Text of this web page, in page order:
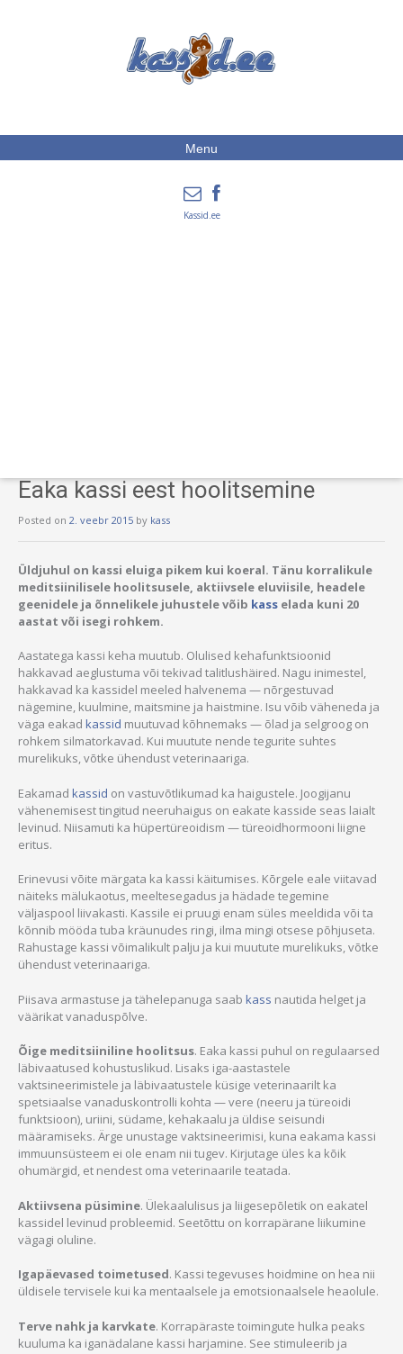
Menu
Kassid.ee
Eaka kassi eest hoolitsemine
Posted on 2. veebr 2015 by kass
Üldjuhul on kassi eluiga pikem kui koeral. Tänu korralikule
meditsiinilisele hoolitsusele, aktiivsele eluviisile, headele
geenidele ja õnnelikele juhustele võib kass elada kuni 20
aastat või isegi rohkem.
Aastatega kassi keha muutub. Olulised kehafunktsioonid
hakkavad aeglustuma või tekivad talitlushäired. Nagu inimestel,
hakkavad ka kassidel meeled halvenema — nõrgestuvad
nägemine, kuulmine, maitsmine ja haistmine. Isu võib väheneda ja
väga eakad kassid muutuvad kõhnemaks — õlad ja selgroog on
rohkem silmatorkavad. Kui muutute nende tegurite suhtes
murelikuks, võtke ühendust veterinaariga.
Eakamad kassid on vastuvõtlikumad ka haigustele. Joogijanu
vähenemisest tingitud neeruhaigus on eakate kasside seas laialt
levinud. Niisamuti ka hüpertüreoidism — türeoidhormooni liigne
eritus.
Erinevusi võite märgata ka kassi käitumises. Kõrgele eale viitavad
näiteks mälukaotus, meeltesegadus ja hädade tegemine
väljaspool liivakasti. Kassile ei pruugi enam süles meeldida või ta
kõnnib mööda tuba kräunudes ringi, ilma mingi otsese põhjuseta.
Rahustage kassi võimalikult palju ja kui muutute murelikuks, võtke
ühendust veterinaariga.
Piisava armastuse ja tähelepanuga saab kass nautida helget ja
väärikat vanaduspõlve.
Õige meditsiiniline hoolitsus. Eaka kassi puhul on regulaarsed
läbivaatused kohustuslikud. Lisaks iga-aastastele
vaktsineerimistele ja läbivaatustele küsige veterinaarilt ka
spetsiaalse vanaduskontrolli kohta — vere (neeru ja türeoidi
funktsioon), uriini, südame, kehakaalu ja üldise seisundi
määramiseks. Ärge unustage vaktsineerimisi, kuna eakama kassi
immuunsüsteem ei ole enam nii tugev. Kirjutage üles ka kõik
ohumärgid, et nendest oma veterinaarile teatada.
Aktiivsena püsimine. Ülekaalulisus ja liigesepõletik on eakatel
kassidel levinud probleemid. Seetõttu on korrapärane liikumine
vägagi oluline.
Igapäevased toimetused. Kassi tegevuses hoidmine on hea nii
üldisele tervisele kui ka mentaalsele ja emotsionaalsele heaolule.
Terve nahk ja karvkate. Korrapäraste toimingute hulka peaks
kuuluma ka iganädalane kassi harjamine. See stimuleerib ja